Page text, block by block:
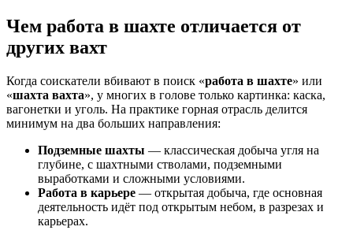
Чем работа в шахте отличается от
других вахт
Когда соискатели вбивают в поиск «работа в шахте» или
«шахта вахта», у многих в голове только картинка: каска,
вагонетки и уголь. На практике горная отрасль делится
минимум на два больших направления:
Подземные шахты — классическая добыча угля на
глубине, с шахтными стволами, подземными
выработками и сложными условиями.
Работа в карьере — открытая добыча, где основная
деятельность идёт под открытым небом, в разрезах и
карьерах.